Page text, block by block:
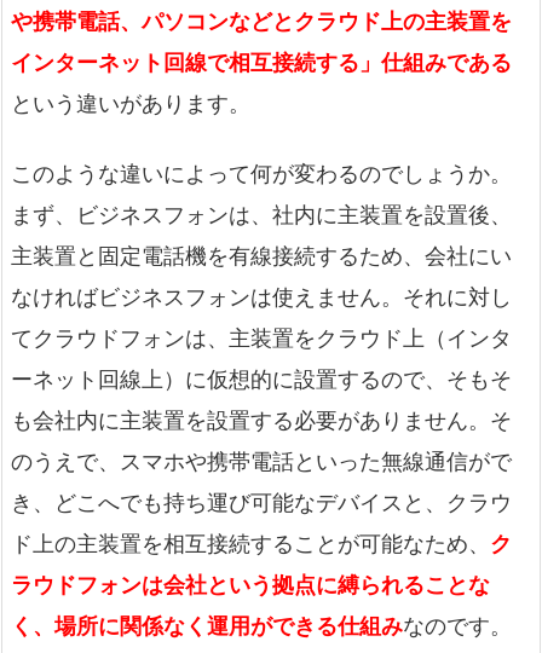
や携帯電話、パソコンなどとクラウド上の主装置を
インターネット回線で相互接続する」仕組みである
という違いがあります。
このような違いによって何が変わるのでしょうか。
まず、ビジネスフォンは、社内に主装置を設置後、
主装置と固定電話機を有線接続するため、会社にい
なければビジネスフォンは使えません。それに対し
てクラウドフォンは、主装置をクラウド上（インタ
ーネット回線上）に仮想的に設置するので、そもそ
も会社内に主装置を設置する必要がありません。そ
のうえで、スマホや携帯電話といった無線通信がで
き、どこへでも持ち運び可能なデバイスと、クラウ
ド上の主装置を相互接続することが可能なため、 ク
ラウドフォンは会社という拠点に縛られることな
く、場所に関係なく運用ができる仕組みなのです。